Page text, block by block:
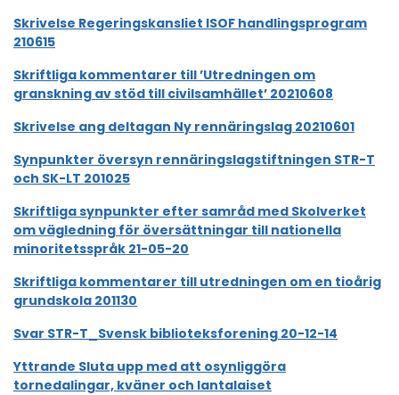
Skrivelse Regeringskansliet ISOF handlingsprogram
210615
Skriftliga kommentarer till ’Utredningen om
granskning av stöd till civilsamhället’ 20210608
Skrivelse ang deltagan Ny rennäringslag 20210601
Synpunkter översyn rennäringslagstiftningen STR-T
och SK-LT 201025
Skriftliga synpunkter efter samråd med Skolverket
om vägledning för översättningar till nationella
minoritetsspråk 21-05-20
Skriftliga kommentarer till utredningen om en tioårig
grundskola 201130
Svar STR-T_Svensk biblioteksforening 20-12-14
Yttrande Sluta upp med att osynliggöra
tornedalingar, kväner och lantalaiset